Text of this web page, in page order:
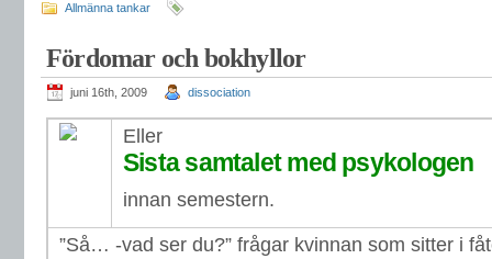
Allmänna tankar
Fördomar och bokhyllor
juni 16th, 2009 dissociation
Eller
Sista samtalet med psykologen
innan semestern.
”Så… -vad ser du?” frågar kvinnan som sitter i